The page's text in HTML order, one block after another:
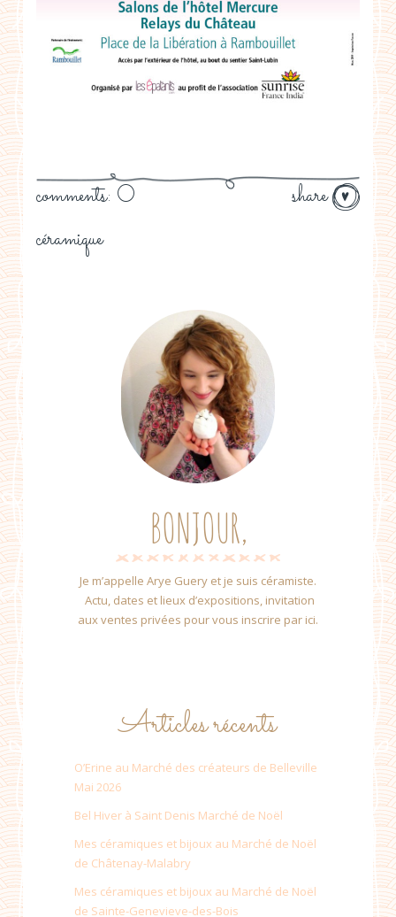
share
comments: 0
céramique
BONJOUR,
Je m’appelle Arye Guery et je suis céramiste.
Actu, dates et lieux d’expositions, invitation
aux ventes privées pour vous inscrire par ici.
Articles récents
O’Erine au Marché des créateurs de Belleville
Mai 2026
Bel Hiver à Saint Denis Marché de Noël
Mes céramiques et bijoux au Marché de Noël
de Châtenay-Malabry
Mes céramiques et bijoux au Marché de Noël
de Sainte-Genevieve-des-Bois